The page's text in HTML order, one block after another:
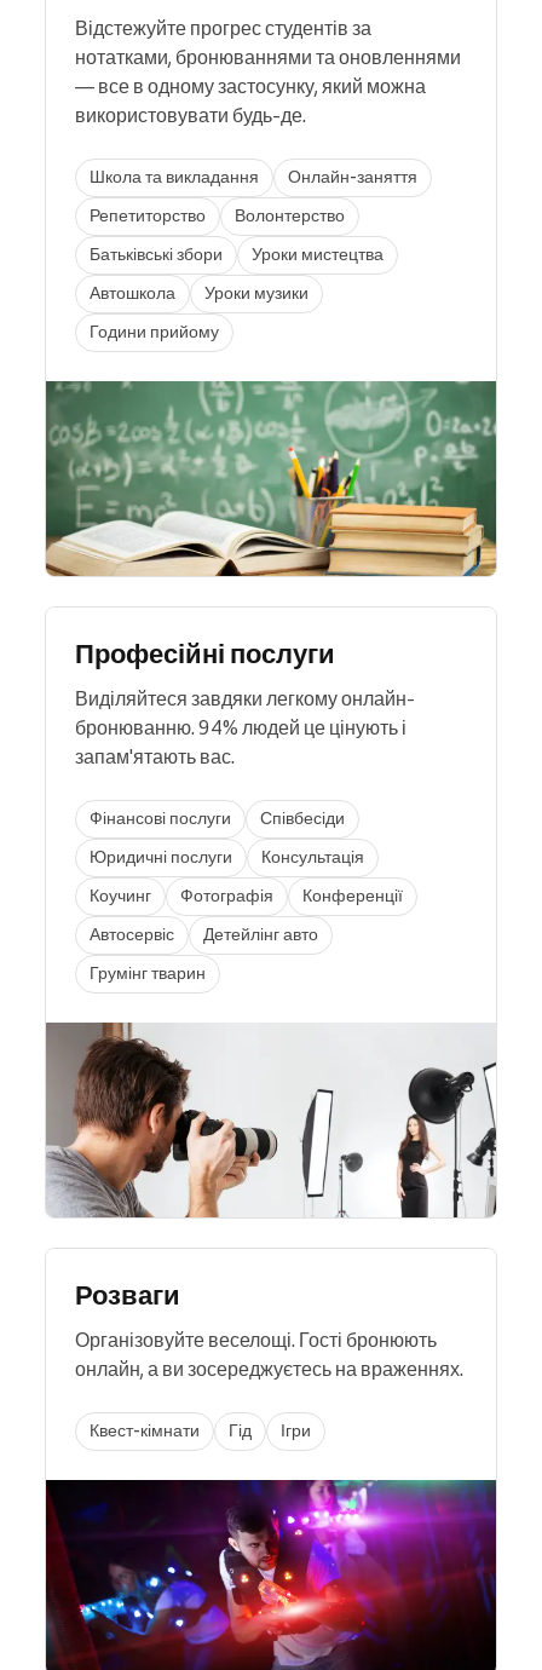
Відстежуйте прогрес студентів за
нотатками, бронюваннями та оновленнями
— все в одному застосунку, який можна
використовувати будь-де.
Школа та викладання
Онлайн-заняття
Репетиторство
Волонтерство
Батьківські збори
Уроки мистецтва
Автошкола
Уроки музики
Години прийому
Професійні послуги
Виділяйтеся завдяки легкому онлайн-
бронюванню. 94% людей це цінують і
запам'ятають вас.
Фінансові послуги
Співбесіди
Юридичні послуги
Консультація
Коучинг
Фотографія
Конференції
Автосервіс
Детейлінг авто
Грумінг тварин
Розваги
Організовуйте веселощі. Гості бронюють
онлайн, а ви зосереджуєтесь на враженнях.
Квест-кімнати Гід Ігри